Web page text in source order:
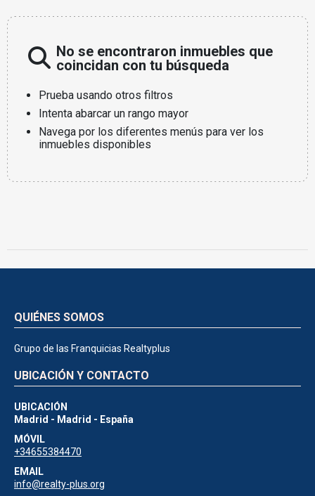
No se encontraron inmuebles que
coincidan con tu búsqueda
Prueba usando otros filtros
Intenta abarcar un rango mayor
Navega por los diferentes menús para ver los
inmuebles disponibles
QUIÉNES SOMOS
Grupo de las Franquicias Realtyplus
UBICACIÓN Y CONTACTO
UBICACIÓN
Madrid - Madrid - España
MÓVIL
+34655384470
EMAIL
info@realty-plus.org